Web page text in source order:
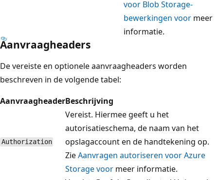
voor Blob Storage-
bewerkingen voor meer
informatie.
Aanvraagheaders
De vereiste en optionele aanvraagheaders worden
beschreven in de volgende tabel:
AanvraagheaderBeschrijving
Authorization
Vereist. Hiermee geeft u het
autorisatieschema, de naam van het
opslagaccount en de handtekening op.
ZieAanvragen autoriseren voor Azure
Storage voor meer informatie.